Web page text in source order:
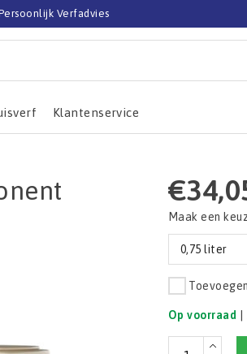
Verfadvies
Klantenservice
Maak een
0,75 liter
Op voorraad